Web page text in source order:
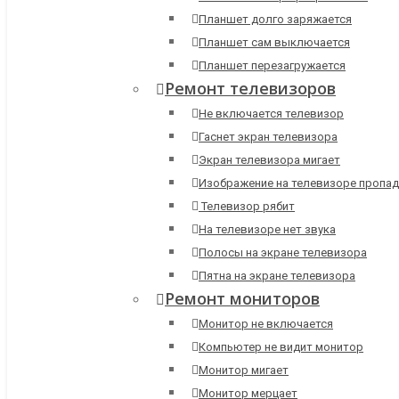
Планшет долго заряжается
Планшет сам выключается
Планшет перезагружается
Ремонт телевизоров
Не включается телевизор
Гаснет экран телевизора
Экран телевизора мигает
Изображение на телевизоре
Телевизор рябит
На телевизоре нет звука
Полосы на экране телевизора
Пятна на экране телевизора
Ремонт мониторов
Монитор не включается
Компьютер не видит монитор
Монитор мигает
Монитор мерцает